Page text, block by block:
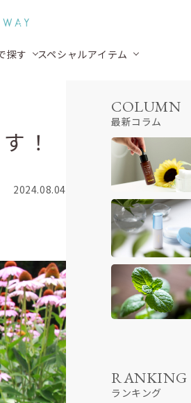
探す スペシャルアイテム
！
2024.08.04
COLUMN
最新コラム
RANKING
ランキング